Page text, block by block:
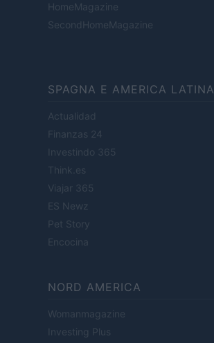
HomeMagazine
SecondHomeMagazine
SPAGNA E AMERICA LATINA
Actualidad
Finanzas 24
Investindo 365
Think.es
Viajar 365
ES Newz
Pet Story
Encocina
NORD AMERICA
Womanmagazine
Investing Plus